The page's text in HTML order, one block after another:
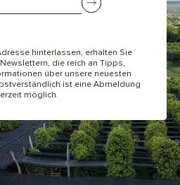
hinterlassen, erhalten Sie
die reich an Tipps,
über unsere neuesten
ist eine Abmeldung
möglich.